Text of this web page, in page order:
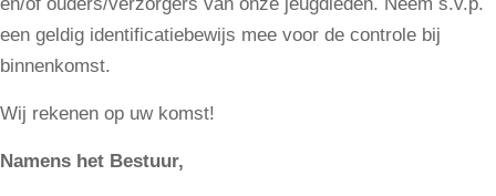
een geldig identificatiebewijs mee voor de controle bij
binnenkomst.
Wij rekenen op uw komst!
Namens het Bestuur,